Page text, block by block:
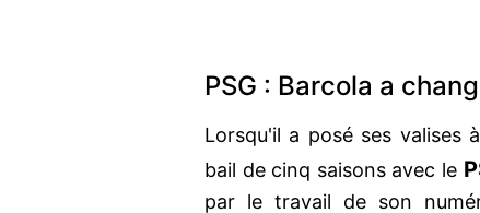
PSG : Barcola a
Lorsqu'il a posé ses valises à
bail de cinq saisons avec le
par le travail de son